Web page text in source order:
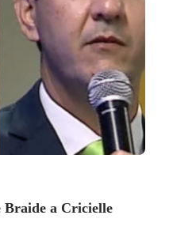
Braide a Cricielle